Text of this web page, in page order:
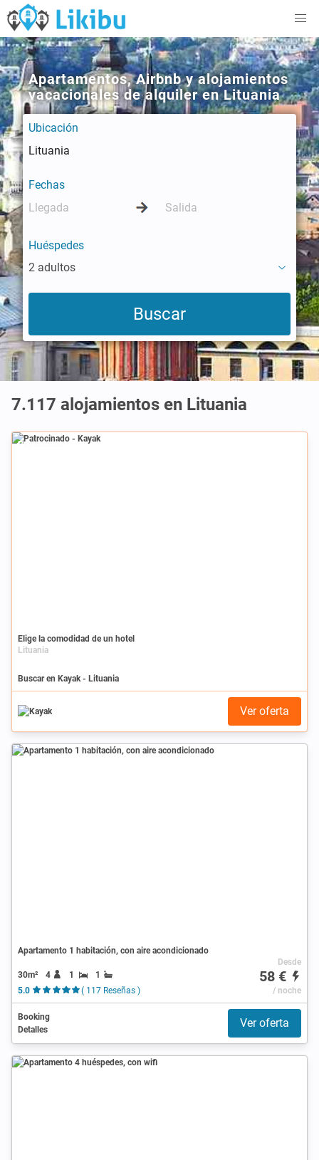
Apartamentos, Airbnb y alojamientos
vacacionales de alquiler en Lituania
Ubicación
Fechas
Huéspedes
2 adultos
7.117 alojamientos en Lituania
Patrocinado
Elige la comodidad de un hotel
Lituania
Buscar en Kayak - Lituania
Ver oferta
Apartamento 1 habitación, con aire acondicionado
30m² 4 1
1
5.0
( 117 Reseñas )
Desde
58 €
/ noche
Booking
Detalles
Ver oferta